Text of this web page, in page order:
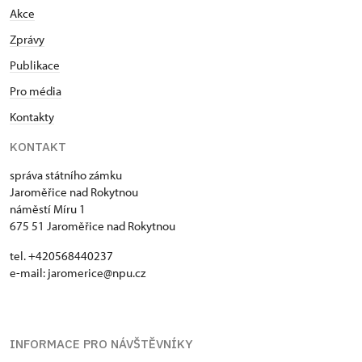
Akce
Zprávy
Publikace
Pro média
Kontakty
KONTAKT
správa státního zámku
Jaroměřice nad Rokytnou
náměstí Míru 1
675 51 Jaroměřice nad Rokytnou
tel. +420568440237
e-mail: jaromerice@npu.cz
INFORMACE PRO NÁVŠTĚVNÍKY